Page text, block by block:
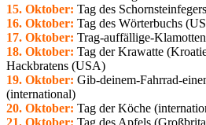
15. Oktober: Tag des
16. Oktober: Tag des Wörterbuchs
17. Oktober: Trag-auffällige-
18. Oktober: Tag der Krawatte
Hackbratens (USA)
19. Oktober: Gib-deinem-Fahrrad-
(international)
20. Oktober: Tag der Köche
21. Oktober: Tag des Apfels